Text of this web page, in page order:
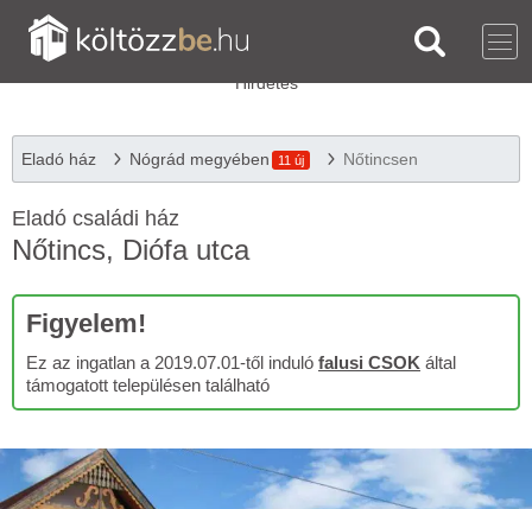
Eladó ház Nógrád megyében 11 új Nőtincsen
Eladó családi ház
Nőtincs, Diófa utca
Figyelem!
Ez az ingatlan a 2019.07.01-től induló falusi CSOK által
támogatott településen található